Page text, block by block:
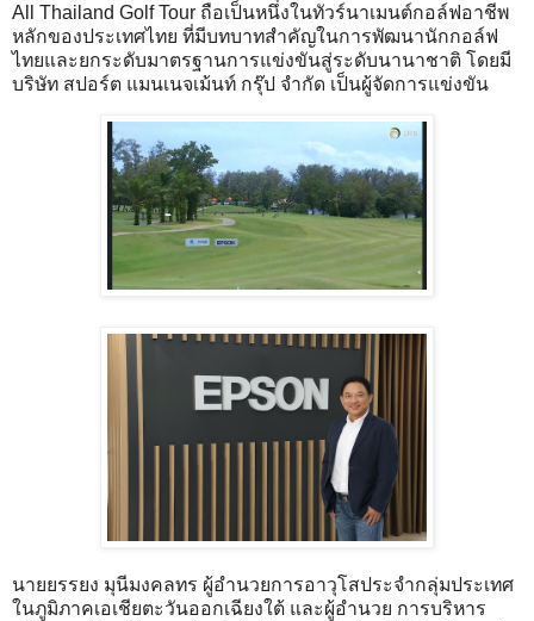
All Thailand Golf Tour ถือเป็นหนึ่งในทัวร์นาเมนต์กอล์ฟอาชีพ
หลักของประเทศไทย ที่มีบทบาทสำคัญในการพัฒนานักกอล์ฟ
ไทยและยกระดับมาตรฐานการแข่งขันสู่ระดับนานาชาติ โดยมี
บริษัท สปอร์ต แมนเนจเม้นท์ กรุ๊ป จำกัด เป็นผู้จัดการแข่งขัน
นายยรรยง มุนีมงคลทร ผู้อำนวยการอาวุโสประจำกลุ่มประเทศ
ในภูมิภาคเอเชียตะวันออกเฉียงใต้ และผู้อำนวย การบริหาร